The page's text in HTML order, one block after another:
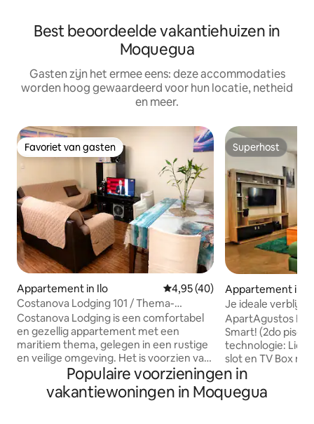
Best beoordeelde vakantiehuizen in
Moquegua
Gasten zijn het ermee eens: deze accommodaties
worden hoog gewaardeerd voor hun locatie, netheid
en meer.
Favoriet van gasten
Favoriet van gasten
Appartement in Ilo Gemiddelde beoordeling van
4,95 (40)
Costanova Lodging 101 / Thema-
appartement Marino
Costanova Lodging is een comfortabel
en gezellig appartement met een
maritiem thema, gelegen in een rustige
en veilige omgeving. Het is voorzien van
details die zijn geïnspireerd op de
maritieme en kuststijl, waardoor een
gezellige en unieke sfeer ontstaat. We
Superhost
Superhost
Appartement in
Je ideale verblijf:
op je
ApartAgustos
Smart! (2do piso)
technologie:
slot en TV Box
een mooi, warm
ontwerp in een
blokken van het
Populaire voorzieningen in
vakantiewoningen in Moquegua